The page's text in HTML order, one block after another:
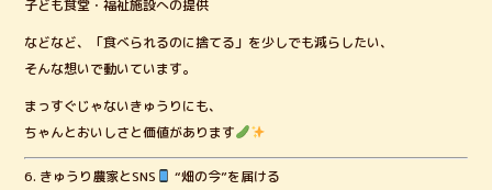
子ども食堂・福祉施設への提供
などなど、「食べられるのに捨てる」を少しでも減らしたい、
そんな想いで動いています。
まっすぐじゃないきゅうりにも、
ちゃんとおいしさと価値があります
6. きゅうり農家とSNS
“畑の今”を届ける